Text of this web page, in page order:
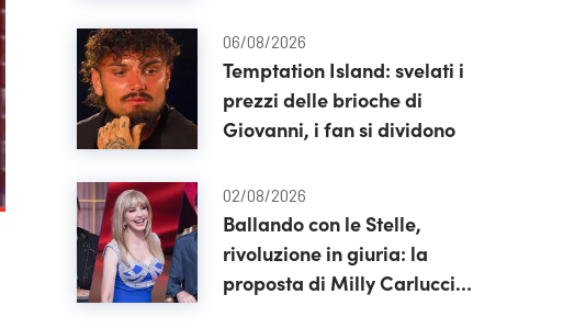
06/08/2026
Temptation Island: svelati i
prezzi delle brioche di
Giovanni, i fan si dividono
02/08/2026
Ballando con le Stelle,
rivoluzione in giuria: la
proposta di Milly Carlucci